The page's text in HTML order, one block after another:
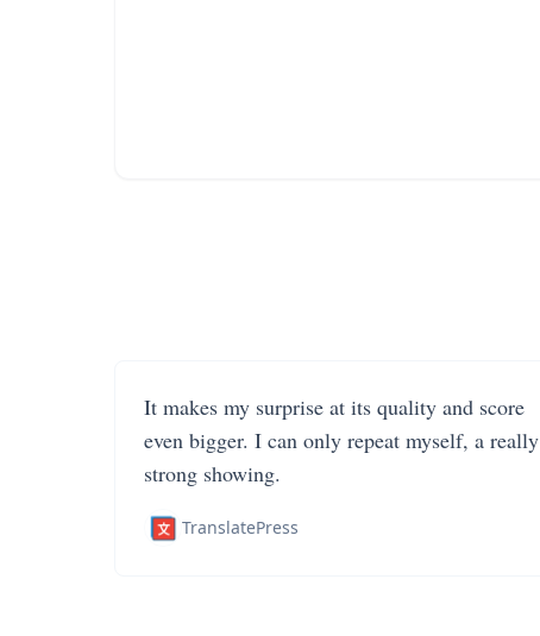
It makes my surprise at its quality and score
even bigger. I can only repeat myself, a really
strong showing.
TranslatePress